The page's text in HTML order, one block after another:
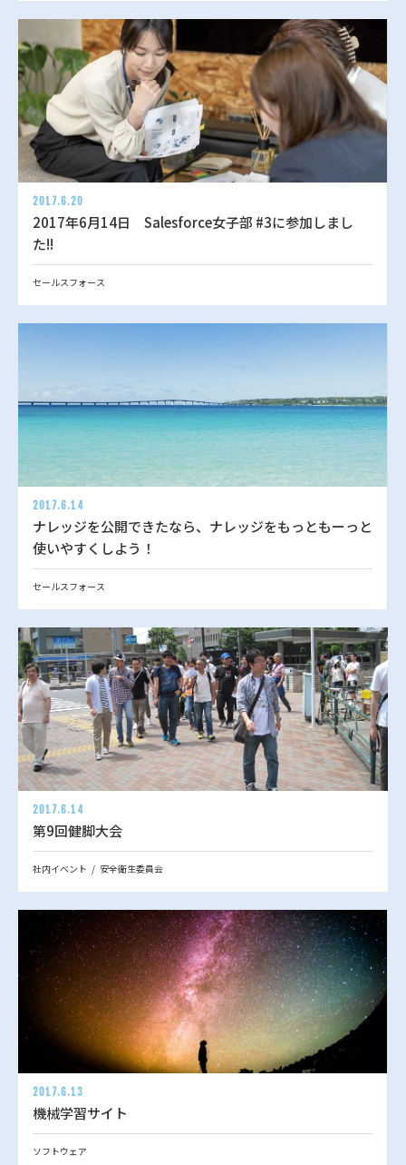
2017.6.20
2017年6月14日 Salesforce女子部 #3に参加しまし
た!!
セールスフォース
2017.6.14
ナレッジを公開できたなら、ナレッジをもっともーっと
使いやすくしよう！
セールスフォース
2017.6.14
第9回健脚大会
社内イベント 安全衛生委員会
2017.6.13
機械学習サイト
ソフトウェア